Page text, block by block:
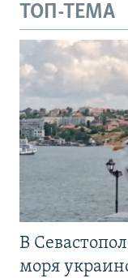
ТОП-ТЕМА
В
моря